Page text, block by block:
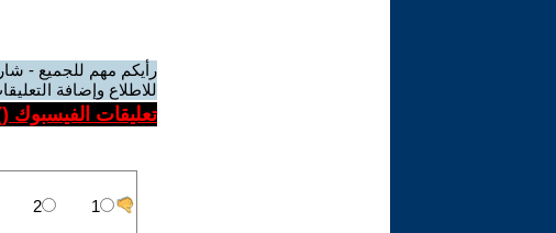
رأيكم مهم للجميع -
للاطلاع وإضافة
تعليقات الفيسبوك (